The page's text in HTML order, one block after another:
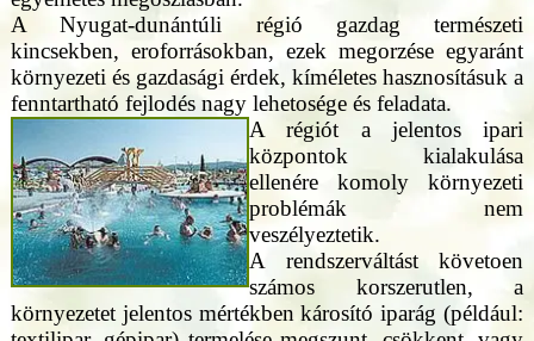
A Nyugat-dunántúli régió gazdag természeti
kincsekben, eroforrásokban, ezek megorzése egyaránt
környezeti és gazdasági érdek, kíméletes hasznosításuk a
fenntartható fejlodés nagy lehetosége és feladata.
A régiót a jelentos ipari
központok kialakulása
ellenére komoly környezeti
problémák nem
veszélyeztetik.
A rendszerváltást követoen
számos korszerutlen, a
környezetet jelentos mértékben károsító iparág (például: